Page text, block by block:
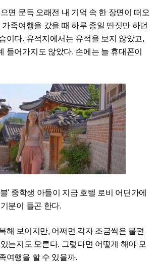
면 문득 오래전 내 기억 속 한 장면이 떠오
족여행을 갔을 때 하루 종일 딴짓만 하던
이다. 유적지에서는 유적을 보지 않았고,
들어가지도 않았다. 손에는 늘 휴대폰이
' 중학생 아들이 지금 호텔 로비 어딘가에
분이 들곤 한다.
해 보이지만, 어쩌면 각자 조금씩은 불편
는지도 모른다. 그렇다면 어떻게 해야 모
여행을 할 수 있을까.